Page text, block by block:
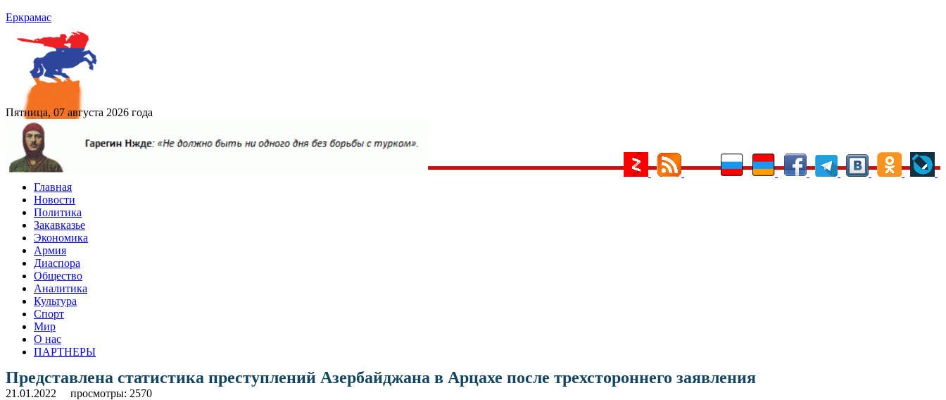
Еркрамас
Пятница, 07 августа 2026 года
Главная
Новости
Политика
Закавказье
Экономика
Армия
Диаспора
Общество
Аналитика
Культура
Спорт
Мир
О нас
ПАРТНЕРЫ
Представлена статистика преступлений Азербайджана в Арцахе после трехстороннего заявления
21.01.2022 просмотры: 2570